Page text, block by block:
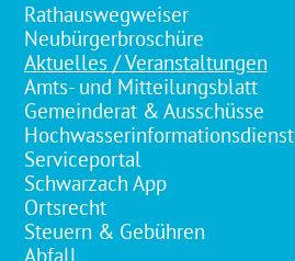
Rathauswegweiser
Neubürgerbroschüre
Aktuelles / Veranstaltungen
Amts- und Mitteilungsblatt
Gemeinderat & Ausschüsse
Hochwasserinformationsdienst
Serviceportal
Schwarzach App
Ortsrecht
Steuern & Gebühren
Abfall